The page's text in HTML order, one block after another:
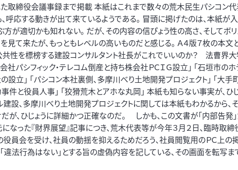
取締役会議事録まで掲載 本紙はこれまで数々の荒木民生パシコン
呼応する動きが出て来ているようである。 冒頭に掲げたのは、本紙が
方が適切かも知れない。 だが、その内容の信ぴょう性の高さ、そしてボ
見て来たが、もっともレベルの高いものだと感じる。 Ａ４版７枚の本文
共性を標榜する建設コンサルタント社長がこれでいいのか？ 法曹界
パシフィック・テレコム倒産と持ち株会社ＰＣＩＧ設立」 「石垣市の
設立」 「パシコン本社裏側、多摩川べり土地開発プロジェクト」 「大
件と役員人事」 「狡猾荒木とアホな丸岡」 本紙も知らない事実が、ひ
建設、多摩川べり土地開発プロジェクトに関しては本紙もわかるから、
、ひじょうに詳細かつ正確なのだ。 しかも、この文書が「内部告発
なった『財界展望』記事につき、荒木代表等が今年３月２日、臨時取
の役員会を受け、社員の動揺を抑えるためだろう、社員閲覧用のＰＣ上の
違法行為はない」とする旨の虚偽内容を記している、その画面を転写ま